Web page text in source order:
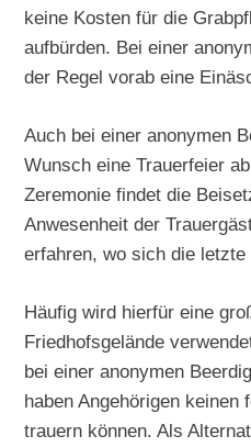
keine Kosten für die
aufbürden. Bei einer
der Regel vorab eine
Auch bei einer anonymen
Wunsch eine Trauerfeier
Zeremonie findet die
Anwesenheit der
erfahren, wo sich die
Häufig wird hierfür eine
Friedhofsgelände
bei einer anonymen
haben Angehörigen keinen
trauern können. Als